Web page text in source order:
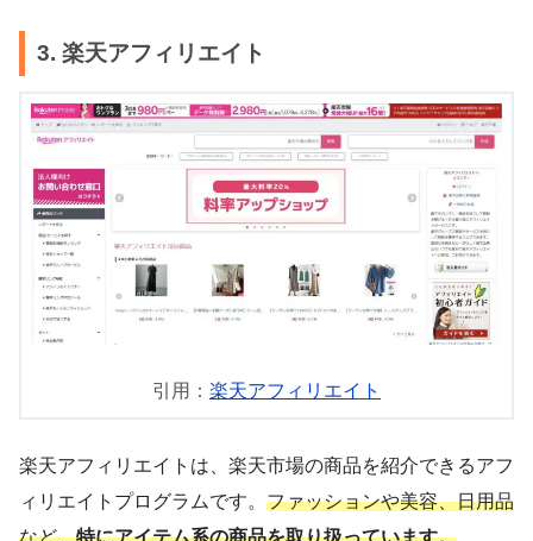
3. 楽天アフィリエイト
引用： 楽天アフィリエイト
楽天アフィリエイトは、楽天市場の商品を紹介できるアフ
ィリエイトプログラムです。 ファッションや美容、日用品
など、特にアイテム系の商品を取り扱っています。